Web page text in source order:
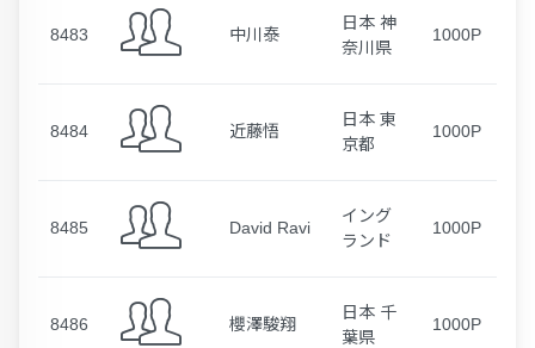
8483 中川泰
日本 神
奈川県
1000P
8484 近藤悟
日本 東
京都
1000P
8485 David Ravi
イング
ランド
1000P
8486 櫻澤駿翔
日本 千
葉県
1000P